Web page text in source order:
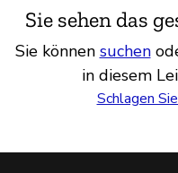
Sie sehen das
Sie können suchen
in diesem
Schlagen